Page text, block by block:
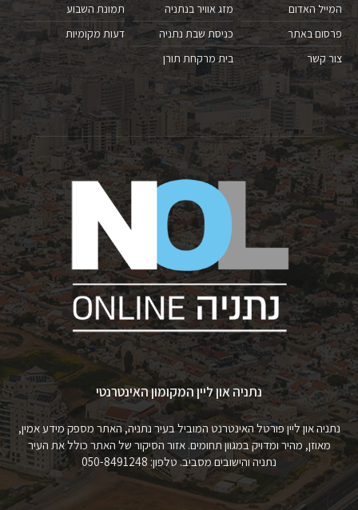
המייל האדום
פרסום באתר
צור קשר
מזג אוויר בנתניה
כניסת שבת נתניה
בית מרקחת תורן
תמונת השבוע
דעות מקומיות
נתניה און ליין המקומון האינטרנטי
נתניה און ליין פורטל האינטרנט המוביל בעיר נתניה, האתר מספק מידע אמין,
מאוזן, מהיר ומדויק במגוון תחומים. אזור הסיקור של האתר כולל את העיר
נתניה והישובים מסביב. טלפון: 050-8491248